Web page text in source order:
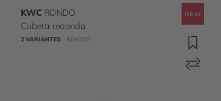
KWC RONDO
Cubeta redonda
2 VARIANTES RDH300